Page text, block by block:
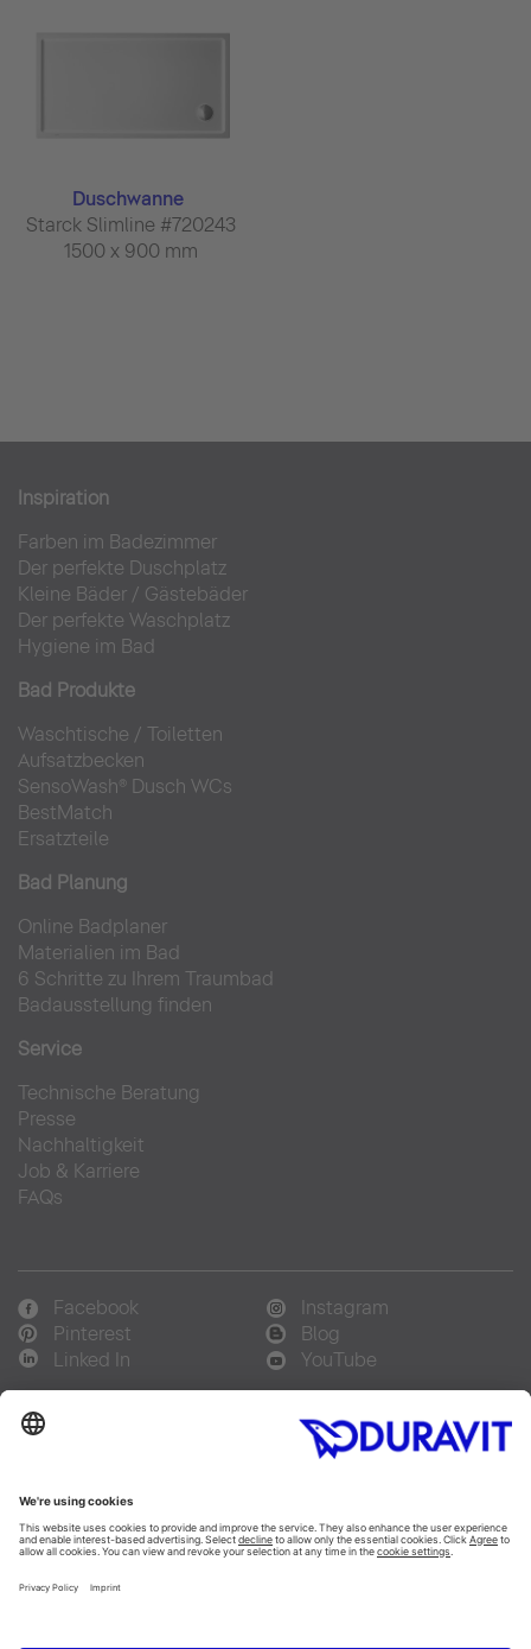
Duschwanne
Starck Slimline #720243
1500 x 900 mm
Inspiration
Farben im Badezimmer
Der perfekte Duschplatz
Kleine Bäder / Gästebäder
Der perfekte Waschplatz
Hygiene im Bad
Bad Produkte
Waschtische / Toiletten
Aufsatzbecken
SensoWash® Dusch WCs
BestMatch
Ersatzteile
Bad Planung
Online Badplaner
Materialien im Bad
6 Schritte zu Ihrem Traumbad
Badausstellung finden
Service
Technische Beratung
Presse
Nachhaltigkeit
Job & Karriere
FAQs
Facebook
Instagram
Pinterest
Blog
Linked In
YouTube
Français
Italiano